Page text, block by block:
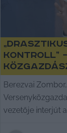
kontroll”
Berezvai
vezetője interjút